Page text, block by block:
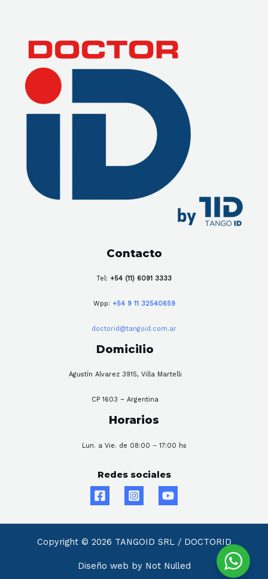
Contacto
Tel: +54 (11) 6091 3333
Wpp: +54 9 11 32540659
doctorid@tangoid.com.ar
Domicilio
Agustín Alvarez 3915, Villa Martelli
CP 1603 – Argentina
Horarios
Lun. a Vie. de 08:00 – 17:00 hs
Redes sociales
Copyright © 2026 TANGOID SRL / DOCTORID
Diseño web by Not Nulled